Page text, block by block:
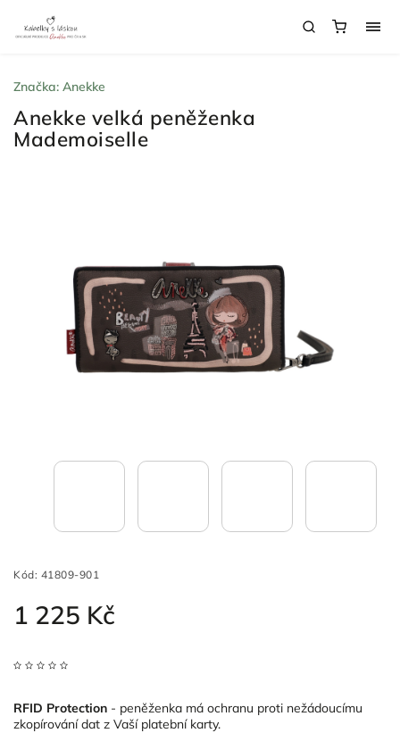
Anekke velká peněženka
Mademoiselle
Kód: 41809-901
1 225 Kč
RFID Protection - peněženka má ochranu proti nežádoucímu
zkopírování dat z Vaší platební karty.
Značka: Anekke